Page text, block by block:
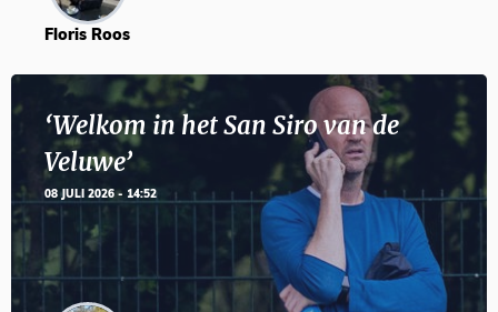
Floris Roos
‘Welkom in het San Siro van de
Veluwe’
08 JULI 2026 - 14:52